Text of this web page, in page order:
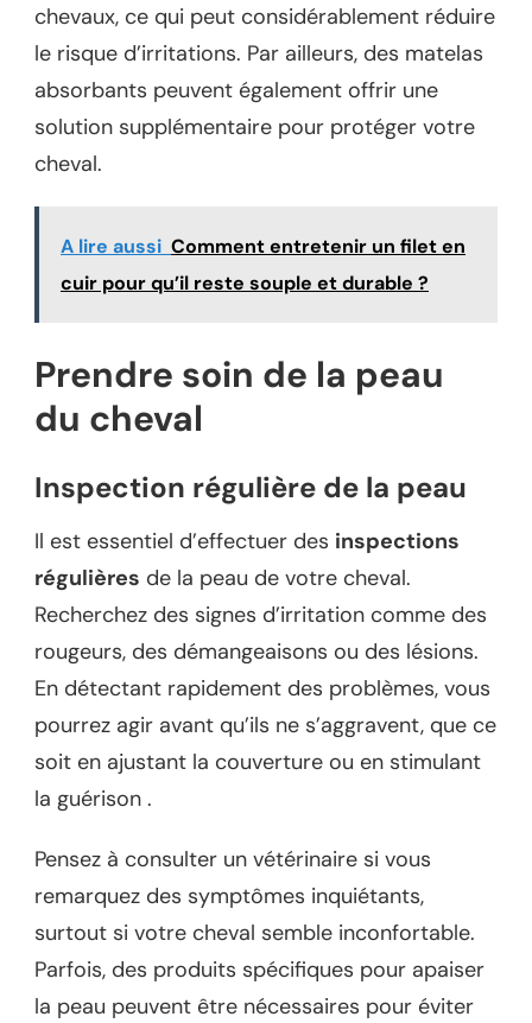
chevaux, ce qui peut considérablement réduire
le risque d’irritations. Par ailleurs, des matelas
absorbants peuvent également offrir une
solution supplémentaire pour protéger votre
cheval.
A lire aussi Comment entretenir un filet en
cuir pour qu’il reste souple et durable ?
Prendre soin de la peau
du cheval
Inspection régulière de la peau
Il est essentiel d’effectuer des inspections
régulières de la peau de votre cheval.
Recherchez des signes d’irritation comme des
rougeurs, des démangeaisons ou des lésions.
En détectant rapidement des problèmes, vous
pourrez agir avant qu’ils ne s’aggravent, que ce
soit en ajustant la couverture ou en stimulant
la guérison .
Pensez à consulter un vétérinaire si vous
remarquez des symptômes inquiétants,
surtout si votre cheval semble inconfortable.
Parfois, des produits spécifiques pour apaiser
la peau peuvent être nécessaires pour éviter